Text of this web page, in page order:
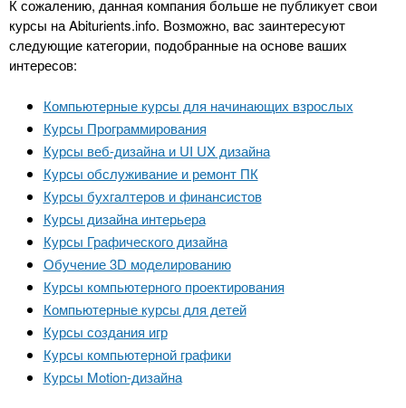
n
t
s
n
o
х
з
а
Онлайн курсы
За рубежом
К сожалению, данная компания больше не публикует свои
курсы на Abiturients.info. Возможно, вас заинтересуют
следующие категории, подобранные на основе ваших
интересов:
Компьютерные курсы для начинающих взрослых
Курсы Программирования
Курсы веб-дизайна и UI UX дизайна
Курсы обслуживание и ремонт ПК
Курсы бухгалтеров и финансистов
Курсы дизайна интерьера
Курсы Графического дизайна
Обучение 3D моделированию
Курсы компьютерного проектирования
Компьютерные курсы для детей
Курсы создания игр
Курсы компьютерной графики
Курсы Motion-дизайна